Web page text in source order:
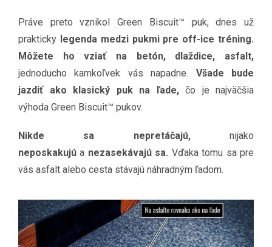
Práve preto vznikol Green Biscuit™ puk, dnes už
prakticky legenda medzi pukmi pre off-ice tréning.
Môžete ho vziať na betón, dlaždice, asfalt,
jednoducho kamkoľvek vás napadne. Všade bude
jazdiť ako klasický puk na ľade,čo je najväčšia
výhoda Green Biscuit™ pukov.
Nikde sa nepretáčajú,nijako
neposkakujúa nezasekávajú sa. Vďaka tomu sa pre
vás asfalt alebo cesta stávajú náhradným ľadom.